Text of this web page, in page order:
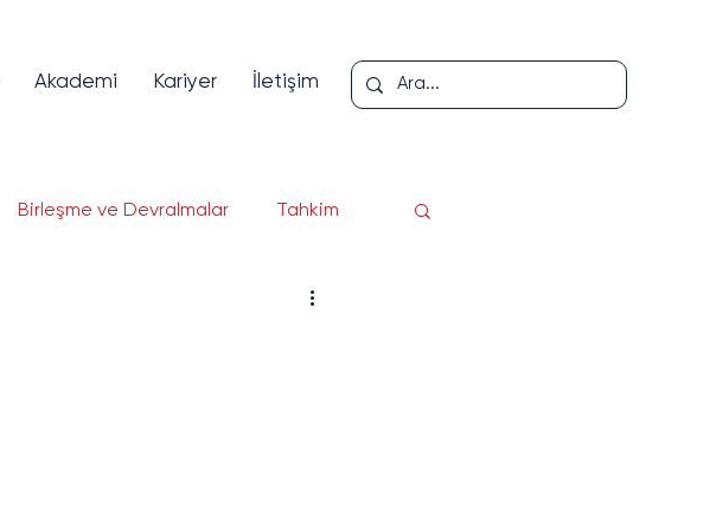
Akademi Kariyer İletişim
Birleşme ve Devralmalar Tahkim